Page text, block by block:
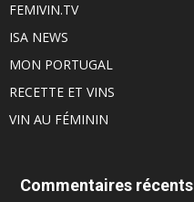
FEMIVIN.TV
ISA NEWS
MON PORTUGAL
RECETTE ET VINS
VIN AU FÉMININ
Commentaires récents